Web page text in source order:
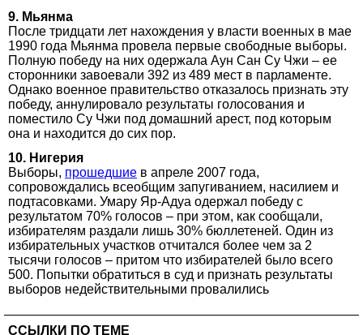
9. Мьянма
После тридцати лет нахождения у власти военных в мае
1990 года Мьянма провела первые свободные выборы.
Полную победу на них одержала Аун Сан Су Чжи – ее
сторонники завоевали 392 из 489 мест в парламенте.
Однако военное правительство отказалось признать эту
победу, аннулировало результаты голосования и
поместило Су Чжи под домашний арест, под которым
она и находится до сих пор.
10. Нигерия
Выборы, прошедшие в апреле 2007 года,
сопровождались всеобщим запугиванием, насилием и
подтасовками. Умару Яр-Адуа одержал победу с
результатом 70% голосов – при этом, как сообщали,
избирателям раздали лишь 30% бюллетеней. Один из
избирательных участков отчитался более чем за 2
тысячи голосов – притом что избирателей было всего
500. Попытки обратиться в суд и признать результаты
выборов недействительными провалились
ССЫЛКИ ПО ТЕМЕ